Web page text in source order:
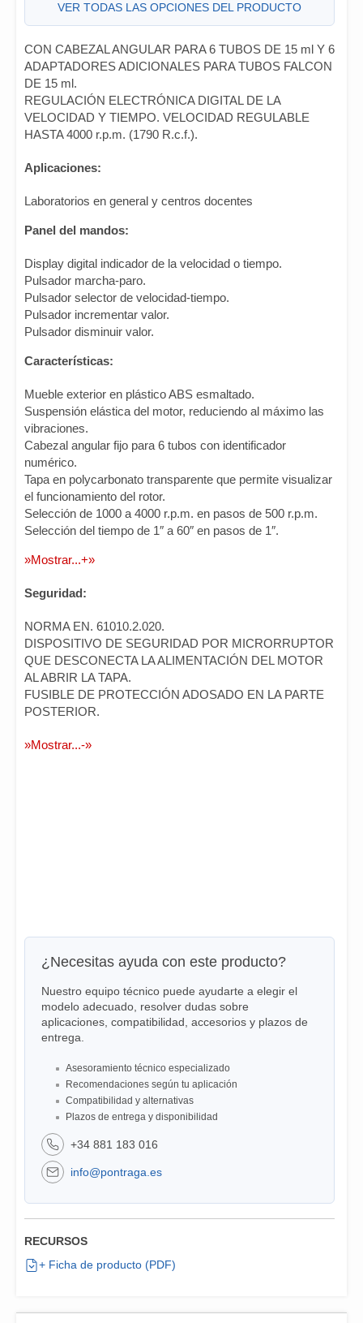
VER TODAS LAS OPCIONES DEL PRODUCTO
CON CABEZAL ANGULAR PARA 6 TUBOS DE 15 ml Y 6
ADAPTADORES ADICIONALES PARA TUBOS FALCON
DE 15 ml.
REGULACIÓN ELECTRÓNICA DIGITAL DE LA
VELOCIDAD Y TIEMPO. VELOCIDAD REGULABLE
HASTA 4000 r.p.m. (1790 R.c.f.).
Aplicaciones:
Laboratorios en general y centros docentes
Panel del mandos:
Display digital indicador de la velocidad o tiempo.
Pulsador marcha-paro.
Pulsador selector de velocidad-tiempo.
Pulsador incrementar valor.
Pulsador disminuir valor.
Características:
Mueble exterior en plástico ABS esmaltado.
Suspensión elástica del motor, reduciendo al máximo las
vibraciones.
Cabezal angular fijo para 6 tubos con identificador
numérico.
Tapa en polycarbonato transparente que permite visualizar
el funcionamiento del rotor.
Selección de 1000 a 4000 r.p.m. en pasos de 500 r.p.m.
Selección del tiempo de 1″ a 60″ en pasos de 1″.
»Mostrar...+»
Seguridad:
NORMA EN. 61010.2.020.
DISPOSITIVO DE SEGURIDAD POR MICRORRUPTOR
QUE DESCONECTA LA ALIMENTACIÓN DEL MOTOR
AL ABRIR LA TAPA.
FUSIBLE DE PROTECCIÓN ADOSADO EN LA PARTE
POSTERIOR.
»Mostrar...-»
¿Necesitas ayuda con este producto?
Nuestro equipo técnico puede ayudarte a elegir el
modelo adecuado, resolver dudas sobre
aplicaciones, compatibilidad, accesorios y plazos de
entrega.
Asesoramiento técnico especializado
Recomendaciones según tu aplicación
Compatibilidad y alternativas
Plazos de entrega y disponibilidad
+34 881 183 016
info@pontraga.es
RECURSOS
+ Ficha de producto (PDF)